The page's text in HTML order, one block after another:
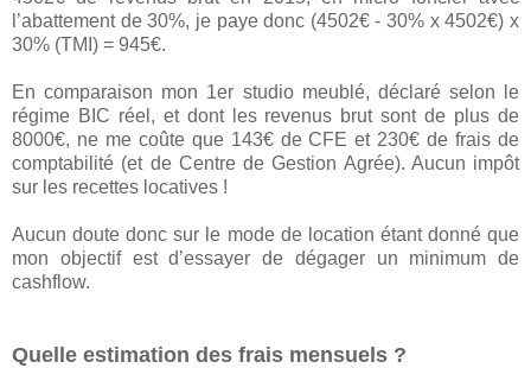
l’abattement de 30%, je paye donc (4502€ - 30% x 4502€) x
30% (TMI) = 945€.
En comparaison mon 1er studio meublé, déclaré selon le
régime BIC réel, et dont les revenus brut sont de plus de
8000€, ne me coûte que 143€ de CFE et 230€ de frais de
comptabilité (et de Centre de Gestion Agrée). Aucun impôt
sur les recettes locatives !
Aucun doute donc sur le mode de location étant donné que
mon objectif est d’essayer de dégager un minimum de
cashflow.
Quelle estimation des frais mensuels ?